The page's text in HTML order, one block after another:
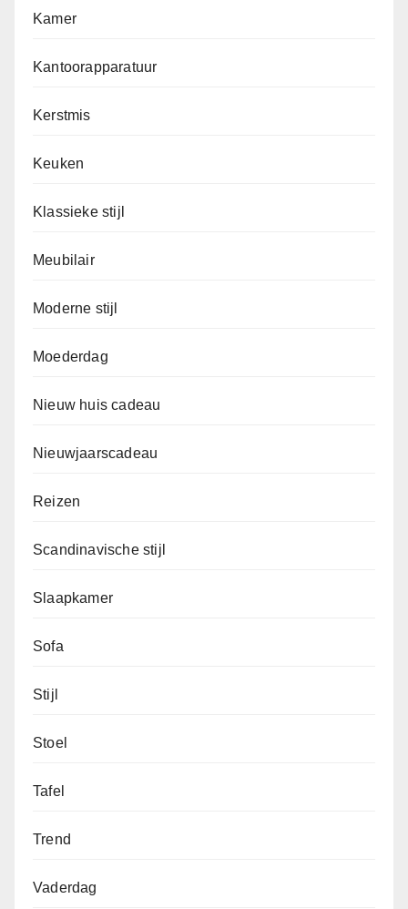
Kamer
Kantoorapparatuur
Kerstmis
Keuken
Klassieke stijl
Meubilair
Moderne stijl
Moederdag
Nieuw huis cadeau
Nieuwjaarscadeau
Reizen
Scandinavische stijl
Slaapkamer
Sofa
Stijl
Stoel
Tafel
Trend
Vaderdag